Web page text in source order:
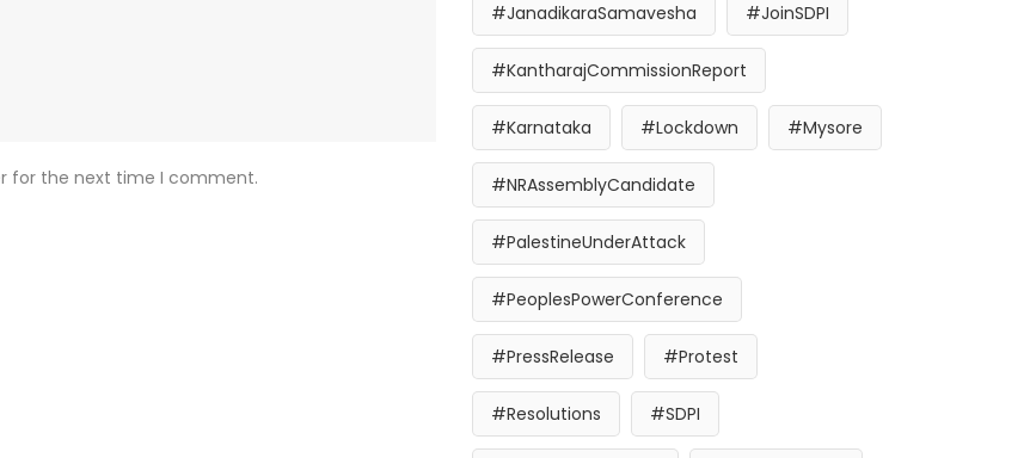
for the next time I comment.
#JanadikaraSamavesha #JoinSDPI
#KantharajCommissionReport
#Karnataka #Lockdown #Mysore
#NRAssemblyCandidate
#PalestineUnderAttack
#PeoplesPowerConference
#PressRelease #Protest
#Resolutions #SDPI